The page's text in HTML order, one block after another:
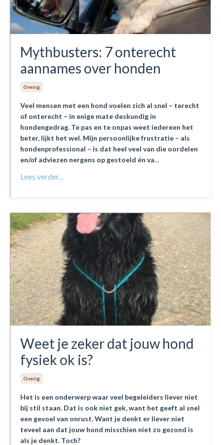
Mythbusters: 7 onterecht
aannames over honden
Overig
Veel mensen met een hond voelen zich al snel – terecht
of onterecht – in enige mate deskundig in
hondengedrag. Te pas en te onpas weet iedereen het
beter, lijkt het wel. Mijn persoonlijke frustratie – als
hondenprofessional – is dat heel veel van die oordelen
en/of adviezen nergens op gestoeld én va...
Lees verder...
Weet je zeker dat jouw hond
fysiek ok is?
Overig
Het is een onderwerp waar veel begeleiders liever niet
bij stil staan. Dat is ook niet gek, want het geeft al snel
een gevoel van onrust. Want je denkt er liever niet
teveel aan dat jouw hond misschien niet zo gezond is
als je denkt. Toch?